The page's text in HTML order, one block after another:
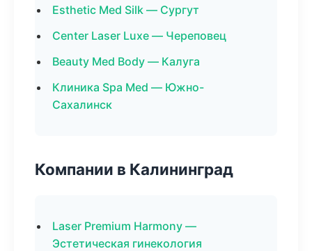
Esthetic Med Silk — Сургут
Center Laser Luxe — Череповец
Beauty Med Body — Калуга
Клиника Spa Med — Южно-
Сахалинск
Компании в Калининград
Laser Premium Harmony —
Эстетическая гинекология